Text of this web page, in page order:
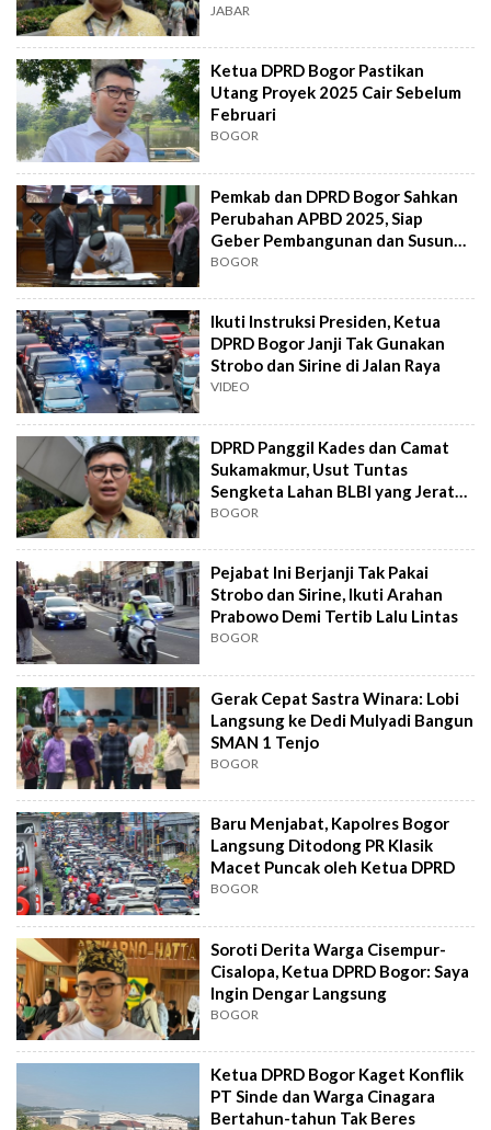
JABAR
Ketua DPRD Bogor Pastikan
Utang Proyek 2025 Cair Sebelum
Februari
BOGOR
Pemkab dan DPRD Bogor Sahkan
Perubahan APBD 2025, Siap
Geber Pembangunan dan Susun
APBD 2026
BOGOR
Ikuti Instruksi Presiden, Ketua
DPRD Bogor Janji Tak Gunakan
Strobo dan Sirine di Jalan Raya
VIDEO
DPRD Panggil Kades dan Camat
Sukamakmur, Usut Tuntas
Sengketa Lahan BLBI yang Jerat
Ribuan Warga
BOGOR
Pejabat Ini Berjanji Tak Pakai
Strobo dan Sirine, Ikuti Arahan
Prabowo Demi Tertib Lalu Lintas
BOGOR
Gerak Cepat Sastra Winara: Lobi
Langsung ke Dedi Mulyadi Bangun
SMAN 1 Tenjo
BOGOR
Baru Menjabat, Kapolres Bogor
Langsung Ditodong PR Klasik
Macet Puncak oleh Ketua DPRD
BOGOR
Soroti Derita Warga Cisempur-
Cisalopa, Ketua DPRD Bogor: Saya
Ingin Dengar Langsung
BOGOR
Ketua DPRD Bogor Kaget Konflik
PT Sinde dan Warga Cinagara
Bertahun-tahun Tak Beres